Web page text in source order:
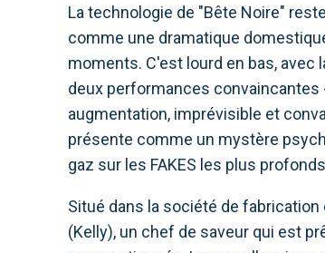
La technologie de "Bête Noire"
comme une dramatique
moments. C'est lourd en bas, avec
deux performances convaincantes
augmentation, imprévisible et
présente comme un mystère
gaz sur les FAKES les plus
Situé dans la société de
(Kelly), un chef de saveur qui est